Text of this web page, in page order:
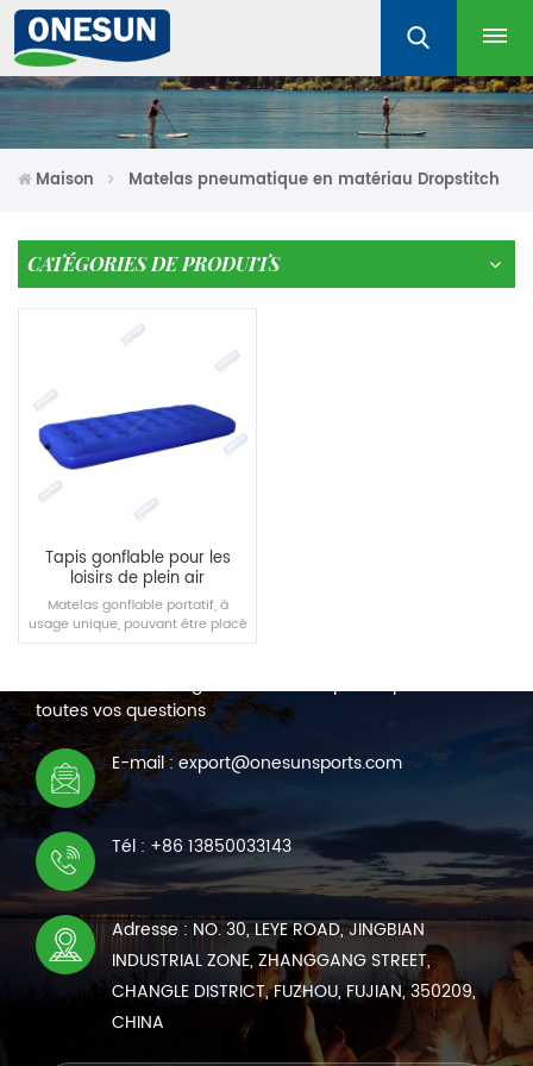
Maison Matelas pneumatique en matériau Dropstitch
CATÉGORIES DE PRODUITS
Tapis gonflable pour les
loisirs de plein air
Matelas gonflable portatif, à
usage unique, pouvant être placé
sur la banquette arrière d'un gros
LIRE LA SUITE
NOUS CONTACTER
Nous sommes en ligne 7*24 heures pour répondre à
toutes vos questions
E-mail : export@onesunsports.com
Tél : +86 13850033143
Adresse : NO. 30, LEYE ROAD, JINGBIAN
INDUSTRIAL ZONE, ZHANGGANG STREET,
CHANGLE DISTRICT, FUZHOU, FUJIAN, 350209,
CHINA